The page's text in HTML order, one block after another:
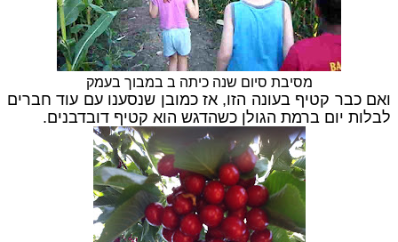
מסיבת סיום שנה כיתה ב במבוך בעמק
ואם כבר קטיף בעונה הזו, אז כמובן שנסענו עם עוד חברים
לבלות יום ברמת הגולן כשהדגש הוא קטיף דובדבנים.